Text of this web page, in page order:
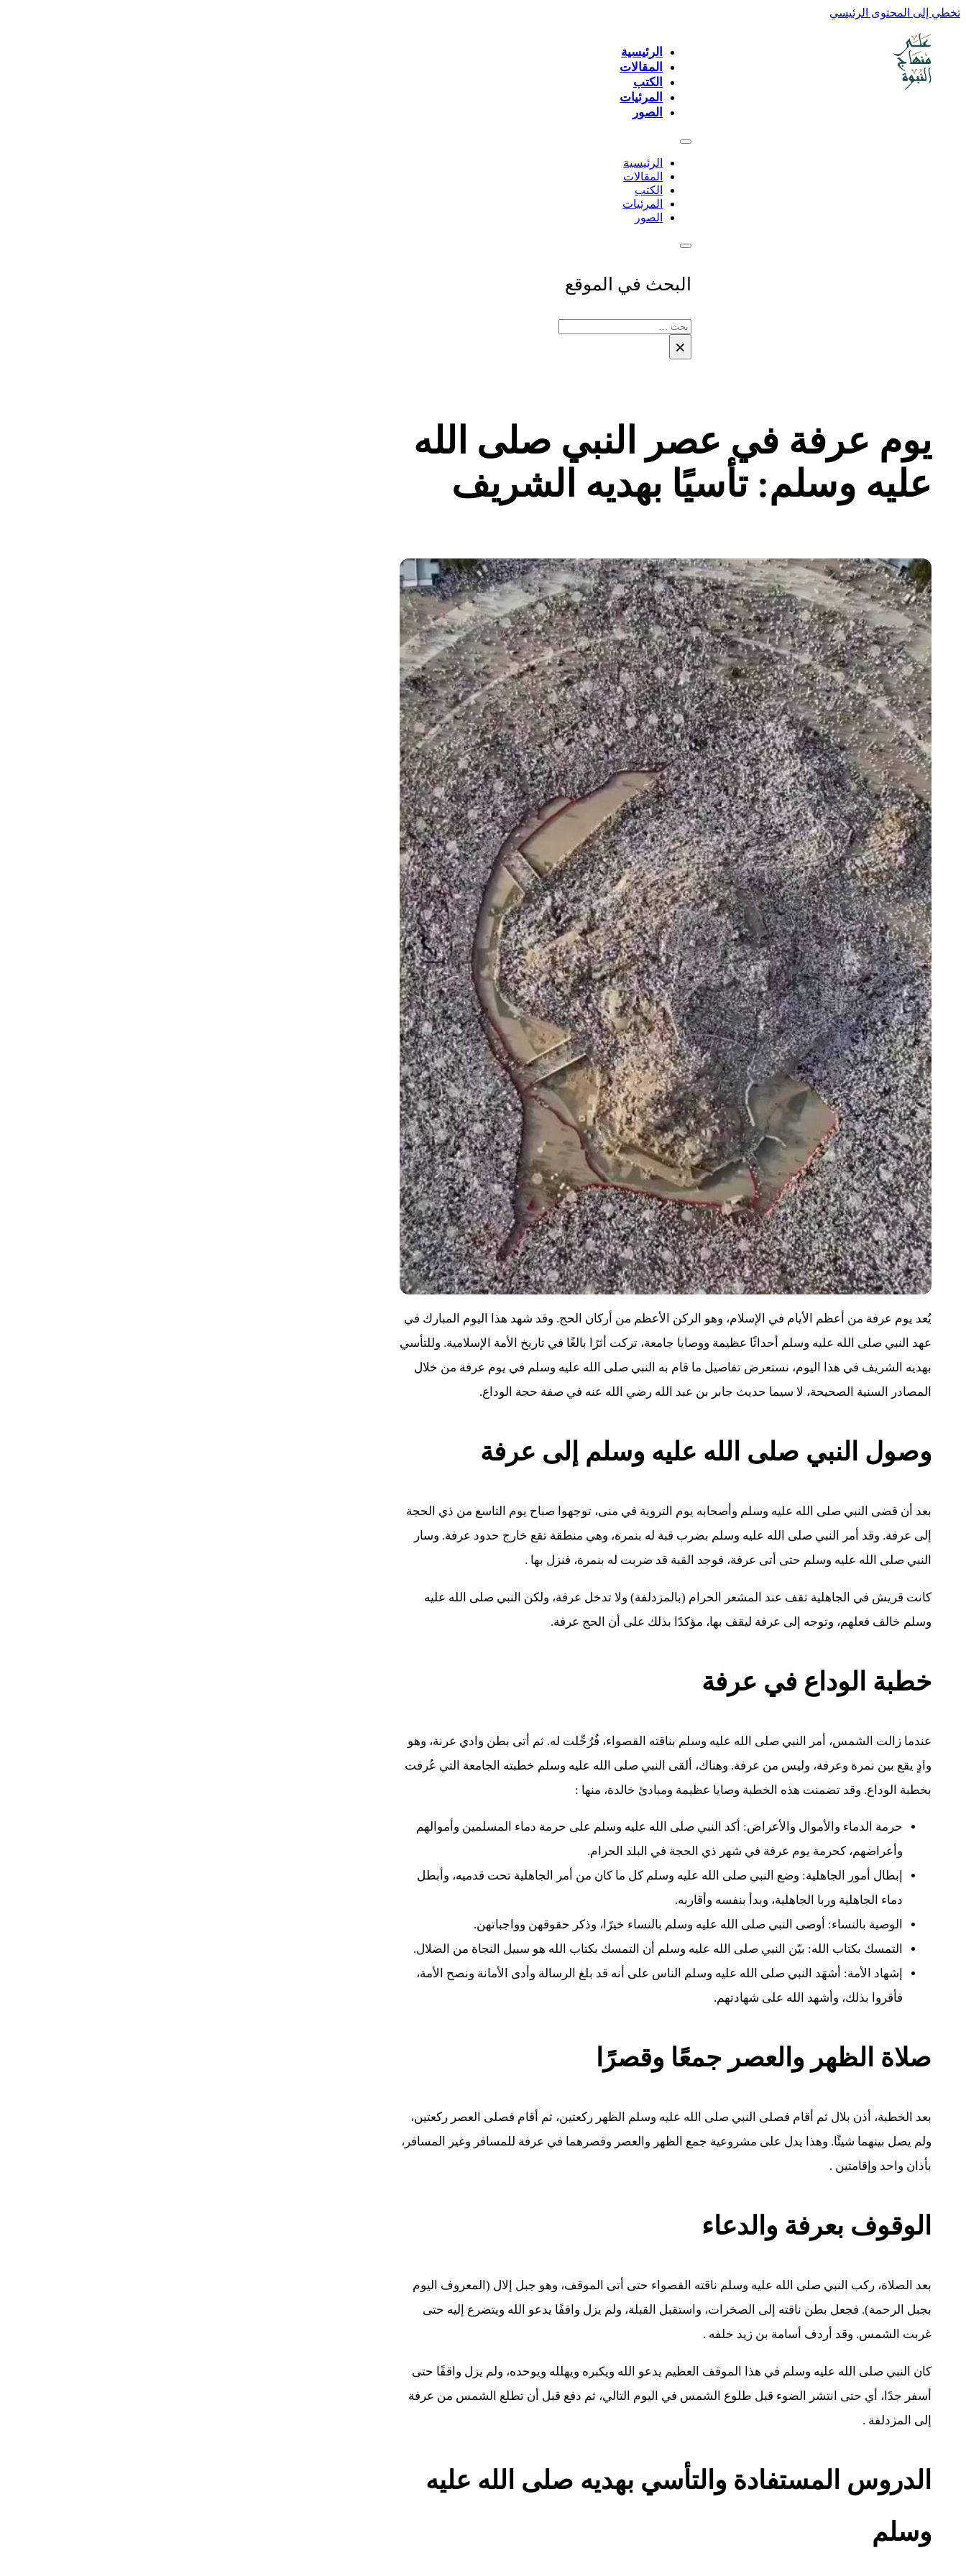
تخطي إلى المحتوى الرئيسي
الرئيسية
المقالات
الكتب
المرئيات
الصور
الرئيسية
المقالات
الكتب
المرئيات
الصور
البحث في الموقع
بحث
×
يوم عرفة في عصر النبي صلى الله
عليه وسلم: تأسيًا بهديه الشريف
يُعد يوم عرفة من أعظم الأيام في الإسلام، وهو الركن الأعظم من أركان الحج. وقد شهد هذا اليوم المبارك في
عهد النبي صلى الله عليه وسلم أحداثًا عظيمة ووصايا جامعة، تركت أثرًا بالغًا في تاريخ الأمة الإسلامية. وللتأسي
بهديه الشريف في هذا اليوم، نستعرض تفاصيل ما قام به النبي صلى الله عليه وسلم في يوم عرفة من خلال
المصادر السنية الصحيحة، لا سيما حديث جابر بن عبد الله رضي الله عنه في صفة حجة الوداع.
وصول النبي صلى الله عليه وسلم إلى عرفة
بعد أن قضى النبي صلى الله عليه وسلم وأصحابه يوم التروية في منى، توجهوا صباح يوم التاسع من ذي الحجة
إلى عرفة. وقد أمر النبي صلى الله عليه وسلم بضرب قبة له بنمرة، وهي منطقة تقع خارج حدود عرفة. وسار
النبي صلى الله عليه وسلم حتى أتى عرفة، فوجد القبة قد ضربت له بنمرة، فنزل بها .
كانت قريش في الجاهلية تقف عند المشعر الحرام (بالمزدلفة) ولا تدخل عرفة، ولكن النبي صلى الله عليه
وسلم خالف فعلهم، وتوجه إلى عرفة ليقف بها، مؤكدًا بذلك على أن الحج عرفة.
خطبة الوداع في عرفة
عندما زالت الشمس، أمر النبي صلى الله عليه وسلم بناقته القصواء، فُرُحِّلت له. ثم أتى بطن وادي عرنة، وهو
وادٍ يقع بين نمرة وعرفة، وليس من عرفة. وهناك، ألقى النبي صلى الله عليه وسلم خطبته الجامعة التي عُرفت
بخطبة الوداع. وقد تضمنت هذه الخطبة وصايا عظيمة ومبادئ خالدة، منها :
حرمة الدماء والأموال والأعراض: أكد النبي صلى الله عليه وسلم على حرمة دماء المسلمين وأموالهم
وأعراضهم، كحرمة يوم عرفة في شهر ذي الحجة في البلد الحرام.
إبطال أمور الجاهلية: وضع النبي صلى الله عليه وسلم كل ما كان من أمر الجاهلية تحت قدميه، وأبطل
دماء الجاهلية وربا الجاهلية، وبدأ بنفسه وأقاربه.
الوصية بالنساء: أوصى النبي صلى الله عليه وسلم بالنساء خيرًا، وذكر حقوقهن وواجباتهن.
التمسك بكتاب الله: بيّن النبي صلى الله عليه وسلم أن التمسك بكتاب الله هو سبيل النجاة من الضلال.
إشهاد الأمة: أشهَد النبي صلى الله عليه وسلم الناس على أنه قد بلغ الرسالة وأدى الأمانة ونصح الأمة،
فأقروا بذلك، وأشهد الله على شهادتهم.
صلاة الظهر والعصر جمعًا وقصرًا
بعد الخطبة، أذن بلال ثم أقام فصلى النبي صلى الله عليه وسلم الظهر ركعتين، ثم أقام فصلى العصر ركعتين،
ولم يصل بينهما شيئًا. وهذا يدل على مشروعية جمع الظهر والعصر وقصرهما في عرفة للمسافر وغير المسافر،
بأذان واحد وإقامتين .
الوقوف بعرفة والدعاء
بعد الصلاة، ركب النبي صلى الله عليه وسلم ناقته القصواء حتى أتى الموقف، وهو جبل إلال (المعروف اليوم
بجبل الرحمة). فجعل بطن ناقته إلى الصخرات، واستقبل القبلة، ولم يزل واقفًا يدعو الله ويتضرع إليه حتى
غربت الشمس. وقد أردف أسامة بن زيد خلفه .
كان النبي صلى الله عليه وسلم في هذا الموقف العظيم يدعو الله ويكبره ويهلله ويوحده، ولم يزل واقفًا حتى
أسفر جدًا، أي حتى انتشر الضوء قبل طلوع الشمس في اليوم التالي، ثم دفع قبل أن تطلع الشمس من عرفة
إلى المزدلفة .
الدروس المستفادة والتأسي بهديه صلى الله عليه
وسلم